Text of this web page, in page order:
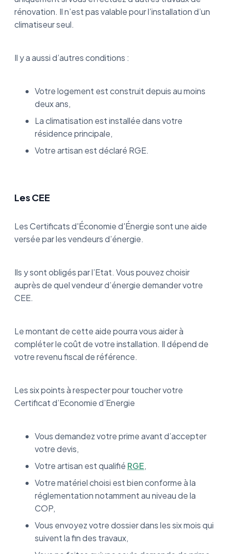
rénovation. Il n’est pas valable pour l’installation d’un
climatiseur seul.
Il y a aussi d’autres conditions :
Votre logement est construit depuis au moins
deux ans,
La climatisation est installée dans votre
résidence principale,
Votre artisan est déclaré RGE.
Les CEE
Les Certificats d'Économie d'Énergie sont une aide
versée par les vendeurs d’énergie.
Ils y sont obligés par l’Etat. Vous pouvez choisir
auprès de quel vendeur d’énergie demander votre
CEE.
Le montant de cette aide pourra vous aider à
compléter le coût de votre installation. Il dépend de
votre revenu fiscal de référence.
Les six points à respecter pour toucher votre
Certificat d’Economie d’Energie
Vous demandez votre prime avant d’accepter
votre devis,
Votre artisan est qualifié RGE,
Votre matériel choisi est bien conforme à la
réglementation notamment au niveau de la
COP,
Vous envoyez votre dossier dans les six mois qui
suivent la fin des travaux,